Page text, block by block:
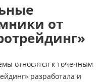
от
относятся к точечным
разработала и